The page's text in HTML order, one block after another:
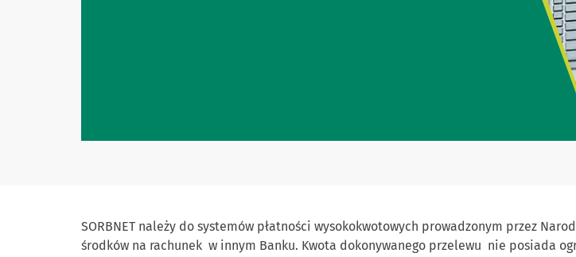
SORBNET należy do systemów płatności wysokokwotowych prowadzonym przez
środków na rachunek w innym Banku. Kwota dokonywanego przelewu nie posiada